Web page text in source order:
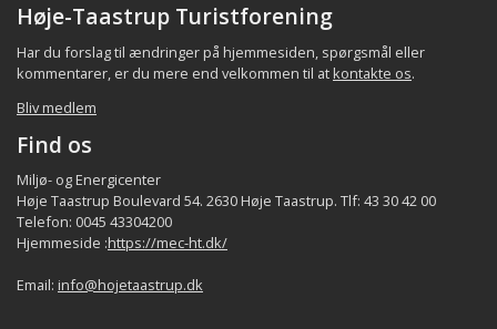
Høje-Taastrup Turistforening
Har du forslag til ændringer på hjemmesiden, spørgsmål eller
kommentarer, er du mere end velkommen til at kontakte os.
Bliv medlem
Find os
Miljø- og Energicenter
Høje Taastrup Boulevard 54. 2630 Høje Taastrup. Tlf: 43 30 42 00
Telefon: 0045 43304200
Hjemmeside :https://mec-ht.dk/
Email: info@hojetaastrup.dk